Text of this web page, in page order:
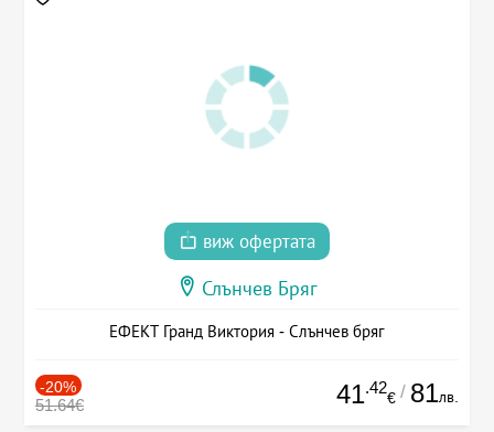
виж офертата
Слънчев Бряг
ЕФЕКТ Гранд Виктория - Слънчев бряг
-20%
51.64€ 41.42
€ / 81лв.